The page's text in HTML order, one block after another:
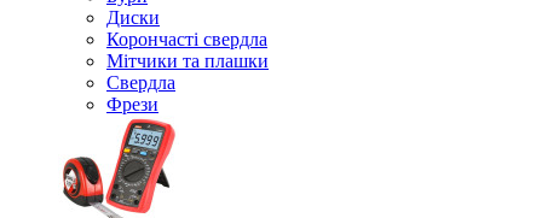
Диски
Корончасті свердла
Мітчики та плашки
Свердла
Фрези